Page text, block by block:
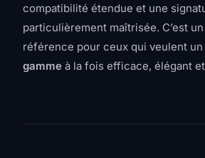
compatibilité étendue et une
particulièrement maîtrisée. C’est
référence pour ceux qui veulent un
gamme à la fois efficace, élégant